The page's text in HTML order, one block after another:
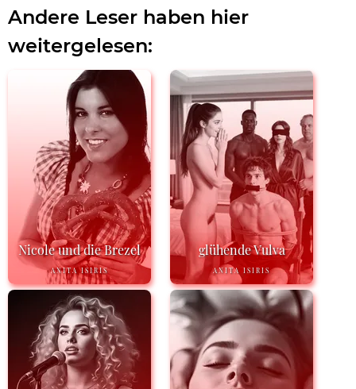
Andere Leser haben hier
weitergelesen:
Nicole und die Brezel
ANITA ISIRIS
glühende Vulva
ANITA ISIRIS